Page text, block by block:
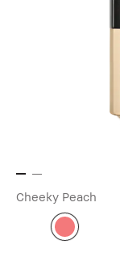
Cheeky Peach